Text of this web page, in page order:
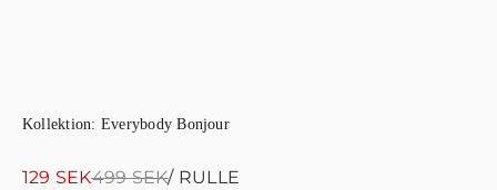
Kollektion: Everybody Bonjour
499SEK
Det
129 SEK
Det
/ RULLE